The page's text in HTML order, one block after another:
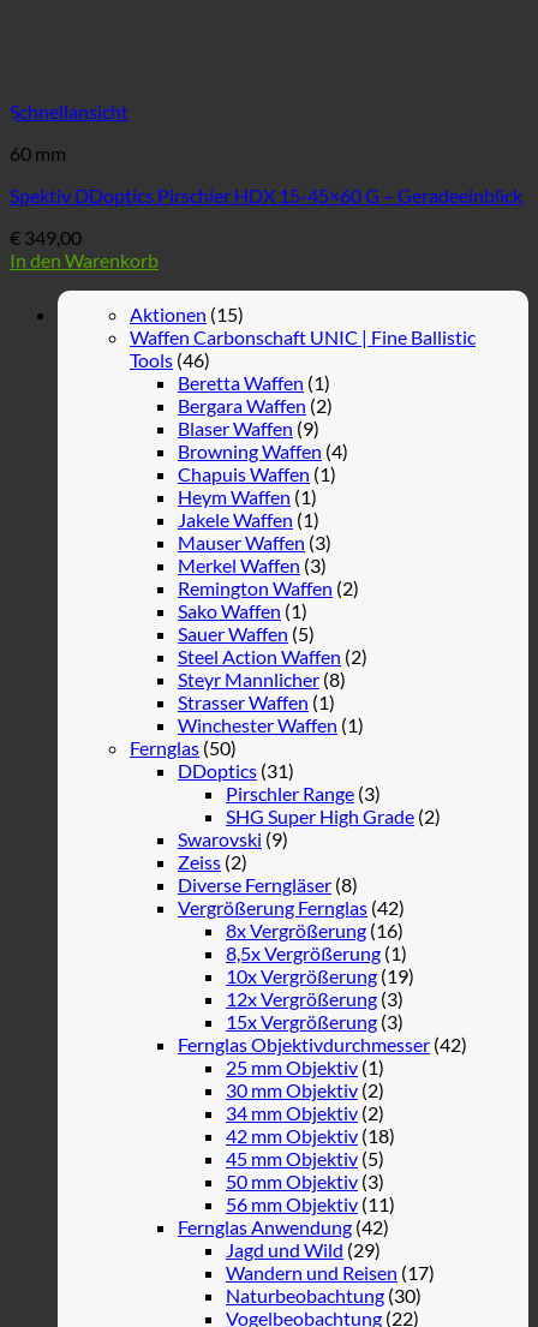
Schnellansicht
60 mm
Spektiv DDoptics Pirschler HDX 15-45×60 G – Geradeeinblick
€ 349,00
In den Warenkorb
Aktionen (15)
Waffen Carbonschaft UNIC | Fine Ballistic
Tools (46)
Beretta Waffen (1)
Bergara Waffen (2)
Blaser Waffen (9)
Browning Waffen (4)
Chapuis Waffen (1)
Heym Waffen (1)
Jakele Waffen (1)
Mauser Waffen (3)
Merkel Waffen (3)
Remington Waffen (2)
Sako Waffen (1)
Sauer Waffen (5)
Steel Action Waffen (2)
Steyr Mannlicher (8)
Strasser Waffen (1)
Winchester Waffen (1)
Fernglas (50)
DDoptics (31)
Pirschler Range (3)
SHG Super High Grade (2)
Swarovski (9)
Zeiss (2)
Diverse Ferngläser (8)
Vergrößerung Fernglas (42)
8x Vergrößerung (16)
8,5x Vergrößerung (1)
10x Vergrößerung (19)
12x Vergrößerung (3)
15x Vergrößerung (3)
Fernglas Objektivdurchmesser (42)
25 mm Objektiv (1)
30 mm Objektiv (2)
34 mm Objektiv (2)
42 mm Objektiv (18)
45 mm Objektiv (5)
50 mm Objektiv (3)
56 mm Objektiv (11)
Fernglas Anwendung (42)
Jagd und Wild (29)
Wandern und Reisen (17)
Naturbeobachtung (30)
Vogelbeobachtung (22)